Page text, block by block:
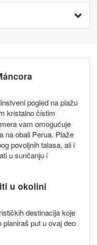
pogled na plažu
kristalno čistim
vam omogućuje
na obali Perua. Plaže
povoljnih talasa, ali i
​​u sunčanju i
u okolini
destinacija koje
put u ovaj deo